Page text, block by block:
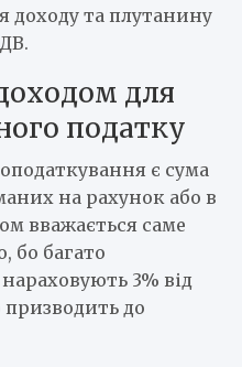
доходу та плутанину
для
податку
є сума
на рахунок або в
вважається саме
бо багато
3% від
призводить до